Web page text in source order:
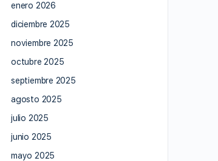
enero 2026
diciembre 2025
noviembre 2025
octubre 2025
septiembre 2025
agosto 2025
julio 2025
junio 2025
mayo 2025